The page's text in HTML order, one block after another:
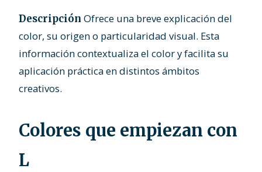
Descripción Ofrece una breve explicación del
color, su origen o particularidad visual. Esta
información contextualiza el color y facilita su
aplicación práctica en distintos ámbitos
creativos.
Colores que empiezan con
L